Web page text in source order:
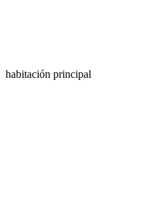
habitación principal